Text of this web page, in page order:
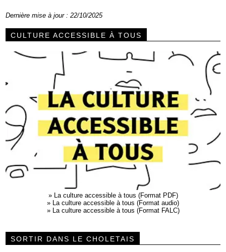
Dernière mise à jour : 22/10/2025
CULTURE ACCESSIBLE À TOUS
» La culture accessible à tous (Format PDF)
» La culture accessible à tous (Format audio)
» La culture accessible à tous (Format FALC)
SORTIR DANS LE CHOLETAIS